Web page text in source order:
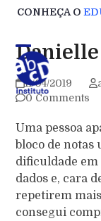
Skip
content
CONHEÇA O
Danielle
11/04/2019
0 Comments
Uma pessoa
bloco de notas
dificuldade
dados e, cara
repetirem
consegui